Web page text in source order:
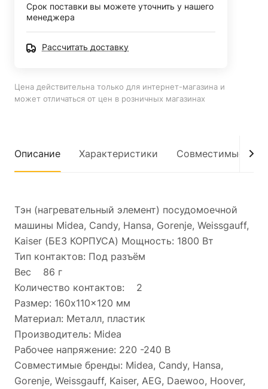
Срок поставки вы можете уточнить у нашего
менеджера
Рассчитать доставку
Цена действительна только для интернет-магазина и
может отличаться от цен в розничных магазинах
Описание Характеристики Совместимые
Тэн (нагревательный элемент) посудомоечной
машины Midea, Candy, Hansa, Gorenje, Weissgauff,
Kaiser (БЕЗ КОРПУСА) Мощность: 1800 Вт
Тип контактов: Под разъём
Вес 86 г
Количество контактов: 2
Размер: 160x110x120 мм
Материал: Металл, пластик
Производитель: Midea
Рабочее напряжение: 220 -240 В
Совместимые бренды: Midea, Candy, Hansa,
Gorenje, Weissgauff, Kaiser, AEG, Daewoo, Hoover,